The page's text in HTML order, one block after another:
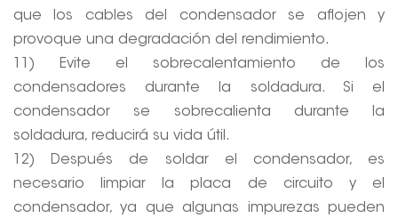
que los cables del condensador se aflojen y
provoque una degradación del rendimiento.
11) Evite el sobrecalentamiento de los
condensadores durante la soldadura. Si el
condensador se sobrecalienta durante la
soldadura, reducirá su vida útil.
12) Después de soldar el condensador, es
necesario limpiar la placa de circuito y el
condensador, ya que algunas impurezas pueden